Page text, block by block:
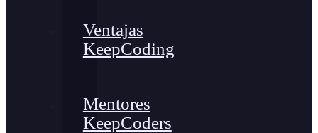
Ventajas
KeepCoding
Mentores
KeepCoders